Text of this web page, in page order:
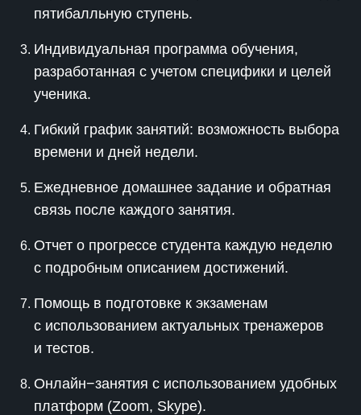
пятибалльную ступень.
Индивидуальная программа обучения,
разработанная с учетом специфики и целей
ученика.
Гибкий график занятий: возможность выбора
времени и дней недели.
Ежедневное домашнее задание и обратная
связь после каждого занятия.
Отчет о прогрессе студента каждую неделю
с подробным описанием достижений.
Помощь в подготовке к экзаменам
с использованием актуальных тренажеров
и тестов.
Онлайн−занятия с использованием удобных
платформ (Zoom, Skype).